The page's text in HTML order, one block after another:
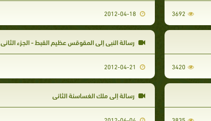
3692
2012-04-18
3420
رسالة النبي إلى المقوقس عظيم القبط - الجزء الثاني
رسالة إلى ملك الغساسنة الثاني